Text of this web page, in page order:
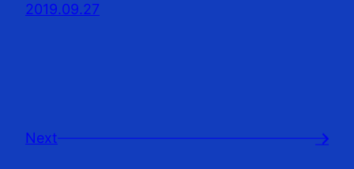
2019.09.27
Next →